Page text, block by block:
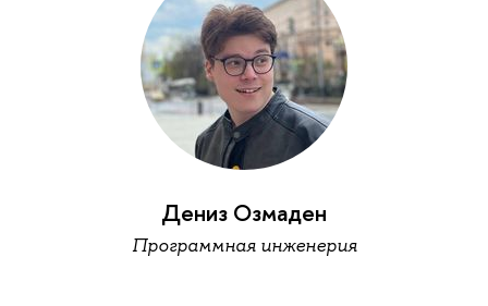
Дениз Озмаден
Программная инженерия